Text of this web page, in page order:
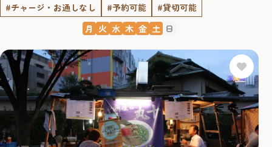
#チャージ・お通しなし
#予約可能
#貸切可能
月 火 水 木 金 土 日